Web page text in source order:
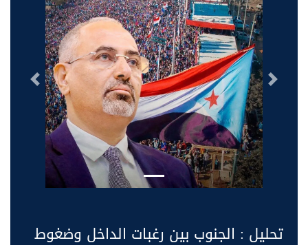
التالى السابق
تحليل : الجنوب بين رغبات الداخل وضغوط